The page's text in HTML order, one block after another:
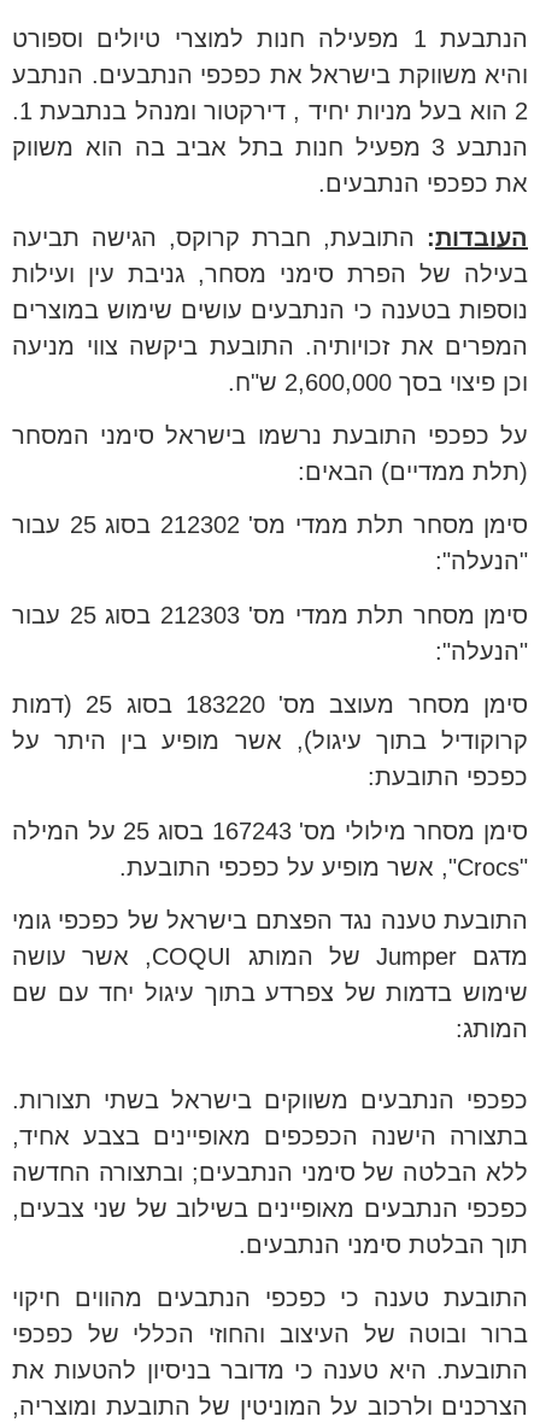
הנתבעת 1 מפעילה חנות למוצרי טיולים וספורט
והיא משווקת בישראל את כפכפי הנתבעים. הנתבע
2 הוא בעל מניות יחיד , דירקטור ומנהל בנתבעת 1.
הנתבע 3 מפעיל חנות בתל אביב בה הוא משווק
את כפכפי הנתבעים.
העובדות: התובעת, חברת קרוקס, הגישה תביעה
בעילה של הפרת סימני מסחר, גניבת עין ועילות
נוספות בטענה כי הנתבעים עושים שימוש במוצרים
המפרים את זכויותיה. התובעת ביקשה צווי מניעה
וכן פיצוי בסך 2,600,000 ש"ח.
על כפכפי התובעת נרשמו בישראל סימני המסחר
(תלת ממדיים) הבאים:
סימן מסחר תלת ממדי מס' 212302 בסוג 25 עבור
"הנעלה":
סימן מסחר תלת ממדי מס' 212303 בסוג 25 עבור
"הנעלה":
סימן מסחר מעוצב מס' 183220 בסוג 25 (דמות
קרוקודיל בתוך עיגול), אשר מופיע בין היתר על
כפכפי התובעת:
סימן מסחר מילולי מס' 167243 בסוג 25 על המילה
"Crocs", אשר מופיע על כפכפי התובעת.
התובעת טענה נגד הפצתם בישראל של כפכפי גומי
מדגם Jumper של המותג COQUI, אשר עושה
שימוש בדמות של צפרדע בתוך עיגול יחד עם שם
המותג:
כפכפי הנתבעים משווקים בישראל בשתי תצורות.
בתצורה הישנה הכפכפים מאופיינים בצבע אחיד,
ללא הבלטה של סימני הנתבעים; ובתצורה החדשה
כפכפי הנתבעים מאופיינים בשילוב של שני צבעים,
תוך הבלטת סימני הנתבעים.
התובעת טענה כי כפכפי הנתבעים מהווים חיקוי
ברור ובוטה של העיצוב והחוזי הכללי של כפכפי
התובעת. היא טענה כי מדובר בניסיון להטעות את
הצרכנים ולרכוב על המוניטין של התובעת ומוצריה,